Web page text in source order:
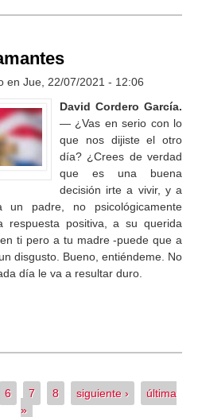
en Jue, 22/07/2021 - 12:06
David Cordero García.
— ¿Vas en serio con lo
que nos dijiste el otro
día? ¿Crees de verdad
que es una buena
decisión irte a vivir, y a
un padre, no psicológicamente
respuesta positiva, a su querida
ti pero a tu madre -puede que a
disgusto. Bueno, entiéndeme. No
día le va a resultar duro.
6 7 8 siguiente ›
última
»